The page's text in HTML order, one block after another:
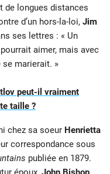
de longues distances
d’un hors-la-loi, Jim
ses lettres : « Un
aimer, mais avec
se marierait. »
peut-il vraiment
taille ?
chez sa soeur Henrietta
correspondance sous
publiée en 1879.